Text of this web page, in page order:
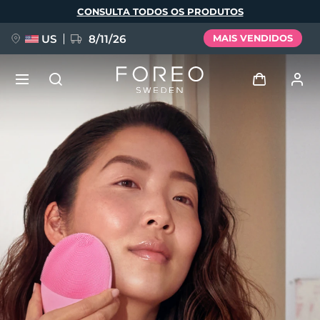
principal
CONSULTA TODOS OS PRODUTOS
US 8/11/26 MAIS VENDIDOS
Perfil de usuário
Meus aparelhos
Meus pedidos
Meus endereços
As minhas subscrições
NOVIDADE
FAQ™ Pure Beauty-Tech Elixir
BREAKING NEWS
issa™ Teeth Whitening Set
Idioma
English Deutsch
Español
Français
Italiano
Português
Polski
Svenska
Русский
Türkçe
简体中文 繁體中文